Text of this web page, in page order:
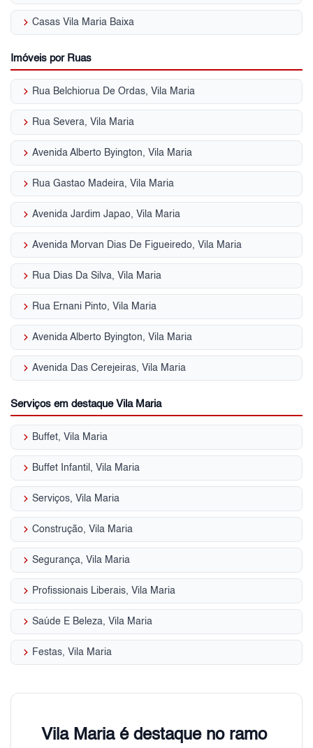
keyboard_arrow_right Casas Vila Maria Baixa
Imóveis por Ruas
keyboard_arrow_right Rua Belchiorua De Ordas, Vila Maria
keyboard_arrow_right Rua Severa, Vila Maria
keyboard_arrow_right Avenida Alberto Byington, Vila Maria
keyboard_arrow_right Rua Gastao Madeira, Vila Maria
keyboard_arrow_right Avenida Jardim Japao, Vila Maria
keyboard_arrow_right Avenida Morvan Dias De Figueiredo, Vila Maria
keyboard_arrow_right Rua Dias Da Silva, Vila Maria
keyboard_arrow_right Rua Ernani Pinto, Vila Maria
keyboard_arrow_right Avenida Alberto Byington, Vila Maria
keyboard_arrow_right Avenida Das Cerejeiras, Vila Maria
Serviços em destaque Vila Maria
keyboard_arrow_right Buffet, Vila Maria
keyboard_arrow_right Buffet Infantil, Vila Maria
keyboard_arrow_right Serviços, Vila Maria
keyboard_arrow_right Construção, Vila Maria
keyboard_arrow_right Segurança, Vila Maria
keyboard_arrow_right Profissionais Liberais, Vila Maria
keyboard_arrow_right Saúde E Beleza, Vila Maria
keyboard_arrow_right Festas, Vila Maria
Vila Maria é destaque no ramo